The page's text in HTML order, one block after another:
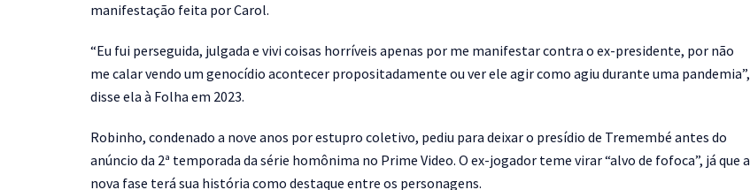
manifestação feita por Carol.
“Eu fui perseguida, julgada e vivi coisas horríveis apenas por me manifestar contra o ex-presidente, por não
me calar vendo um genocídio acontecer propositadamente ou ver ele agir como agiu durante uma pandemia”,
disse ela à Folha em 2023.
Robinho, condenado a nove anos por estupro coletivo, pediu para deixar o presídio de Tremembé antes do
anúncio da 2ª temporada da série homônima no Prime Video. O ex-jogador teme virar “alvo de fofoca”, já que a
nova fase terá sua história como destaque entre os personagens.